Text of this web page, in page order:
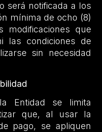
será notificada a los
mínima de ocho (8)
modificaciones que
las condiciones de
sin necesidad
Entidad se limita
que, al usar la
pago, se apliquen